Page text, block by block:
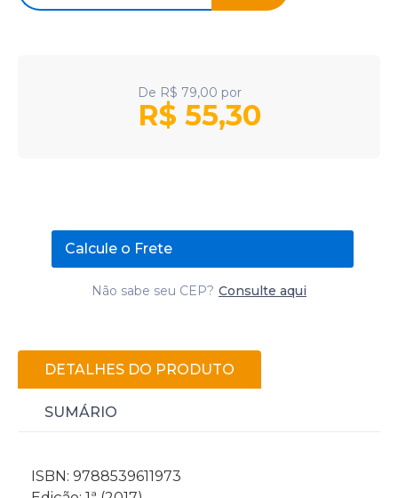
De R$ 79,00 por
R$ 55,30
Calcule o Frete
Não sabe seu CEP? Consulte aqui
DETALHES DO PRODUTO
SUMÁRIO
ISBN: 9788539611973